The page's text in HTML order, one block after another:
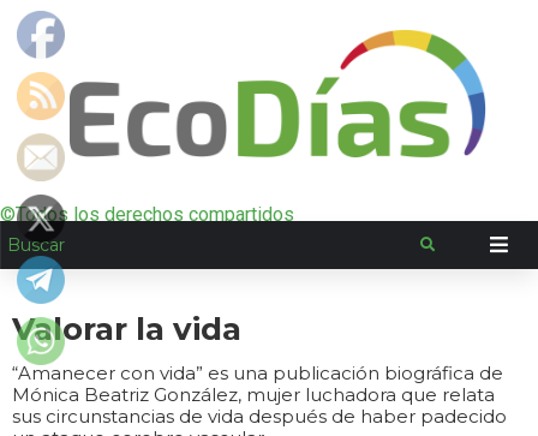
©Todos los derechos compartidos
Valorar la vida
“Amanecer con vida” es una publicación biográfica de
Mónica Beatriz González, mujer luchadora que relata
sus circunstancias de vida después de haber padecido